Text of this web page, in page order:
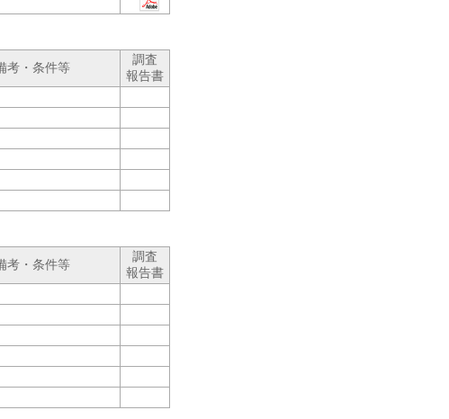
考・条件等
調査
報告書
考・条件等
調査
報告書